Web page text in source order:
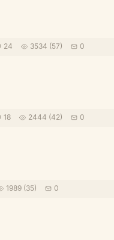
24 3534 (57) 0
18 2444 (42) 0
1989 (35) 0